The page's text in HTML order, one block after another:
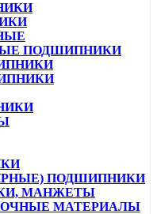
ПОДШИПНИКИ
ПОДШИПНИКИ
МАНЖЕТЫ
МАТЕРИАЛЫ